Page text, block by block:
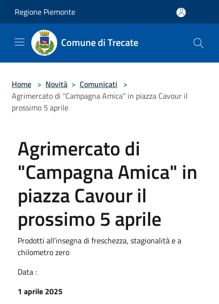
Regione Piemonte
Comune di Trecate
Home > Novità > Comunicati >
Agrimercato di "Campagna Amica" in piazza Cavour il
prossimo 5 aprile
Agrimercato di
"Campagna Amica" in
piazza Cavour il
prossimo 5 aprile
Prodotti all’insegna di freschezza, stagionalità e a
chilometro zero
Data :
1 aprile 2025